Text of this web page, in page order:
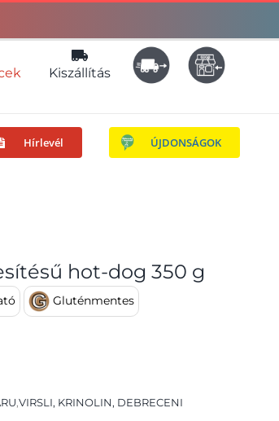
Kiszállítás
Hírlevél ÚJDONSÁGOK
hot-dog 350 g
Gluténmentes
,VIRSLI, KRINOLIN, DEBRECENI